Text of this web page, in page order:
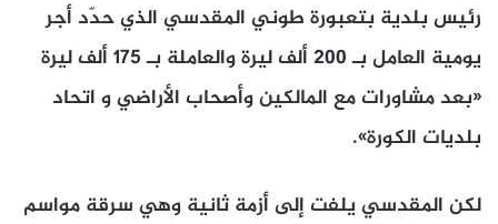
رئيس بلدية بتعبورة طوني المقدسي الذي حدّد أجر
يومية العامل بـ 200 ألف ليرة والعاملة بـ 175 ألف ليرة
«بعد مشاورات مع المالكين وأصحاب الأراضي و اتحاد
بلديات الكورة».
لكن المقدسي يلفت إلى أزمة ثانية وهي سرقة مواسم